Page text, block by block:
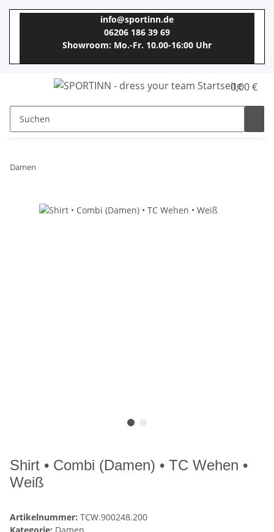
info@sportinn.de
06206 186 39 69
Showroom: Mo.-Fr. 10.00-16:00 Uhr
0,00 €
Damen
Shirt • Combi (Damen) • TC Wehen •
Weiß
Artikelnummer: TCW.900248.200